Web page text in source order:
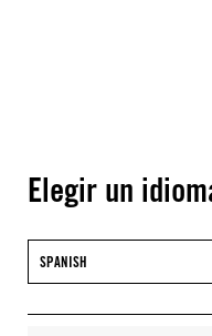
Elegir un
SPANISH